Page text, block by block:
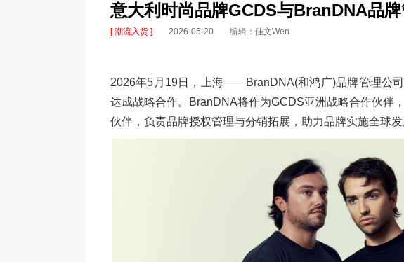
意大利时尚品牌GCDS与BranDNA品
[ 潮流入货 ] 2026-05-20 编辑：佳文Wen
2026年5月19日，上海——BranDNA(和鸿广)品牌管理公
达成战略合作。BranDNA将作为GCDS亚洲战略合作伙伴
伙伴，负责品牌授权管理与分销拓展，助力品牌实施全球发